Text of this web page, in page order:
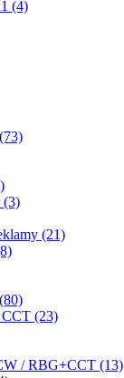
(4)
(3)
(21)
(23)
/ RBG+CCT (13)